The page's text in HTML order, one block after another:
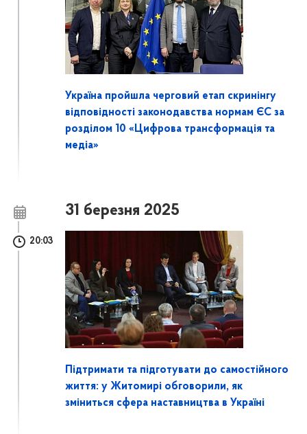
Україна пройшла черговий етап скринінгу
відповідності законодавства нормам ЄС за
розділом 10 «Цифрова трансформація та
медіа»
31 березня 2025
20:03
Підтримати та підготувати до самостійного
життя: у Житомирі обговорили, як
зміниться сфера наставництва в Україні